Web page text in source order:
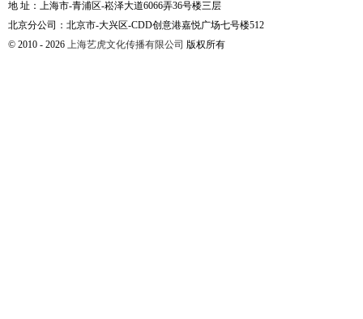
地 址：上海市-青浦区-崧泽大道6066弄36号楼三层
北京分公司：北京市-大兴区-CDD创意港嘉悦广场七号楼512
© 2010 - 2026 上海艺虎文化传播有限公司 版权所有